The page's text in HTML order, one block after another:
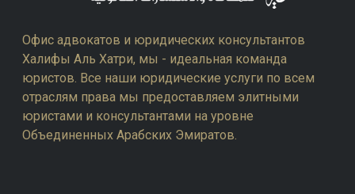
Офис адвокатов и юридических консультантов
Халифы Аль Хатри, мы - идеальная команда
юристов. Все наши юридические услуги по всем
отраслям права мы предоставляем элитными
юристами и консультантами на уровне
Объединенных Арабских Эмиратов.